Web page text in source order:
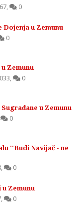
, 0
u Zemunu
0
Zemunu
, 0
u Zemunu
0
''Budi Navijač - ne
, 0
Zemunu
, 0